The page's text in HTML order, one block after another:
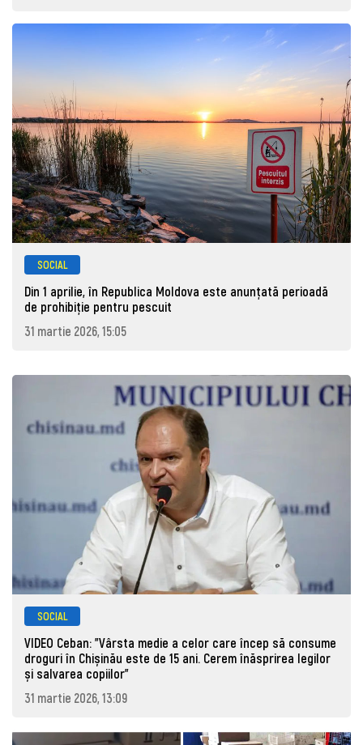
SOCIAL
Din 1 aprilie, în Republica Moldova este anunţată perioadă
de prohibiţie pentru pescuit
31 martie 2026, 15:05
SOCIAL
VIDEO Ceban: "Vârsta medie a celor care încep să consume
droguri în Chișinău este de 15 ani. Cerem înăsprirea legilor
și salvarea copiilor"
31 martie 2026, 13:09